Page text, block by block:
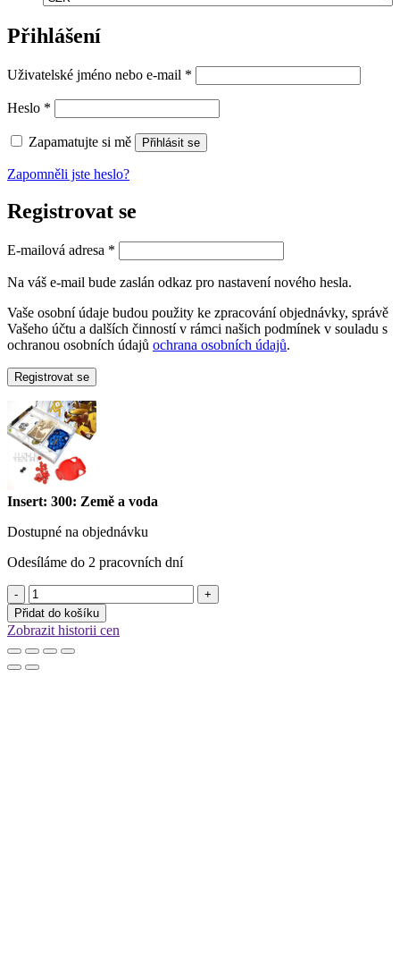
Přihlášení
Uživatelské jméno nebo e-mail *
Heslo *
Zapamatujte si mě Přihlásit se
Zapomněli jste heslo?
Registrovat se
E-mailová adresa *
Na váš e-mail bude zaslán odkaz pro nastavení nového hesla.
Vaše osobní údaje budou použity ke zpracování objednávky, správě
Vašeho účtu a dalších činností v rámci našich podmínek v souladu s
ochranou osobních údajů ochrana osobních údajů.
Registrovat se
Insert: 300: Země a voda
Dostupné na objednávku
Odesíláme do 2 pracovních dní
Insert:
300:
Země
a
voda
množství
Přidat do košíku
Zobrazit historii cen